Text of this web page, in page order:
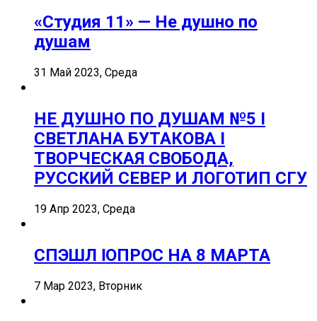
«Студия 11» — Не душно по
душам
31 Май 2023, Среда
НЕ ДУШНО ПО ДУШАМ №5 I
СВЕТЛАНА БУТАКОВА I
ТВОРЧЕСКАЯ СВОБОДА,
РУССКИЙ СЕВЕР И ЛОГОТИП СГУ
19 Апр 2023, Среда
СПЭШЛ ӏ ОПРОС НА 8 МАРТА
7 Мар 2023, Вторник